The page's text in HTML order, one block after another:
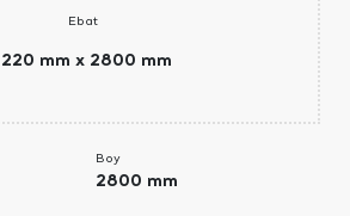
Ebat
mm x 2800 mm
Boy
2800 mm